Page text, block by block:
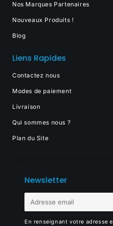
Nos Marques Partenaires
Nouveaux Produits !
Blog
Liens Rapides
Contactez nous
Modes de paiement
Livraison
Qui sommes nous ?
Plan du Site
Newsletter
mail
En renseignant votre adresse